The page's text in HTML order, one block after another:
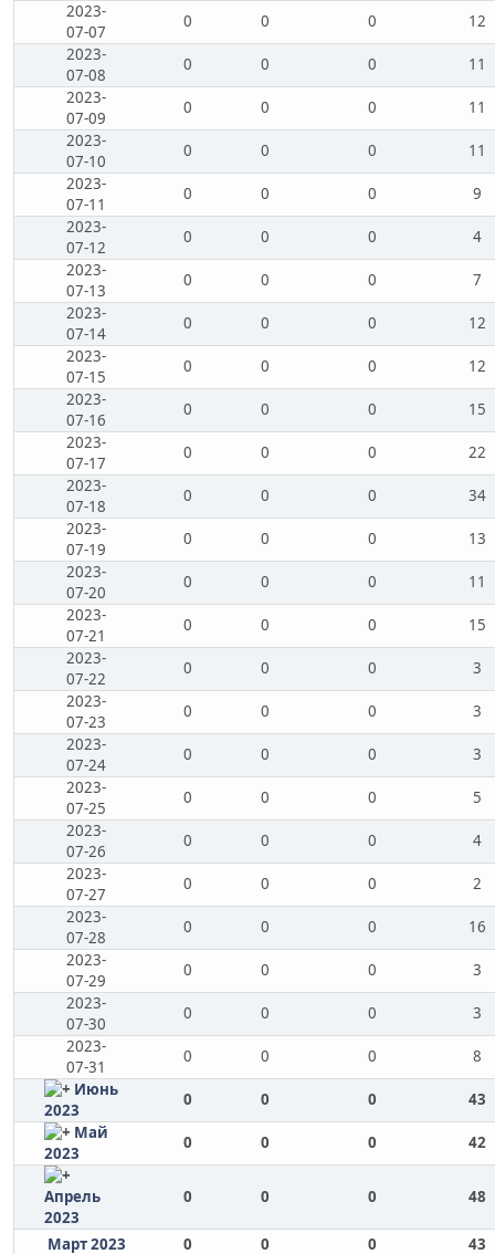
2023-
07-07
0 0 0
12
2023-
07-08
0 0 0
11
2023-
07-09
0 0 0
11
2023-
07-10
0 0 0
11
2023-
07-11
0 0 0
9
2023-
07-12
0 0 0
4
2023-
07-13
0 0 0
7
2023-
07-14
0 0 0
12
2023-
07-15
0 0 0
12
2023-
07-16
0 0 0
15
2023-
07-17
0 0 0
22
2023-
07-18
0 0 0
34
2023-
07-19
0 0 0
13
2023-
07-20
0 0 0
11
2023-
07-21
0 0 0
15
2023-
07-22
0 0 0
3
2023-
07-23
0 0 0
3
2023-
07-24
0 0 0
3
2023-
07-25
0 0 0
5
2023-
07-26
0 0 0
4
2023-
07-27
0 0 0
2
2023-
07-28
0 0 0
16
2023-
07-29
0 0 0
3
2023-
07-30
0 0 0
3
2023-
07-31
0 0 0
8
Июнь
2023
0 0 0
43
Май
2023
0 0 0 42
Апрель
2023
0 0 0 48
Март 2023 0 0 0 43